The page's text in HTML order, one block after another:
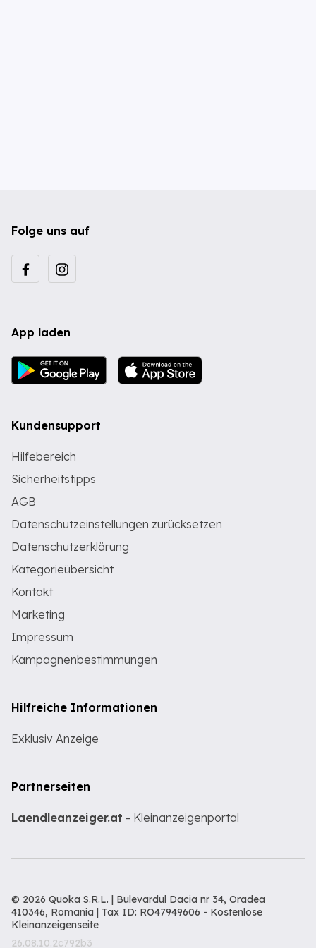
Folge uns auf
App laden
Kundensupport
Hilfebereich
Sicherheitstipps
AGB
Datenschutzeinstellungen zurücksetzen
Datenschutzerklärung
Kategorieübersicht
Kontakt
Marketing
Impressum
Kampagnenbestimmungen
Hilfreiche Informationen
Exklusiv Anzeige
Partnerseiten
Laendleanzeiger.at - Kleinanzeigenportal
© 2026 Quoka S.R.L. | Bulevardul Dacia nr 34, Oradea
410346, Romania | Tax ID: RO47949606 - Kostenlose
Kleinanzeigenseite
26.08.10.2c792b3